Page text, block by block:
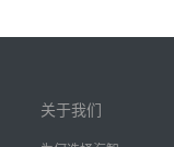
关于我们